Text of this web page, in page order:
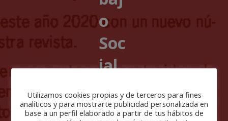
o
Soc
ial.
No
te
Utilizamos cookies propias y de terceros para fines
analíticos y para mostrarte publicidad personalizada en
base a un perfil elaborado a partir de tus hábitos de